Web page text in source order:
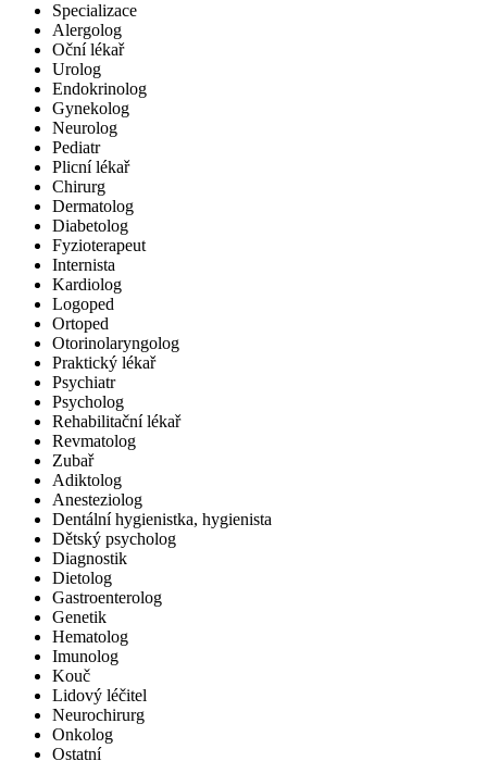
Specializace
Alergolog
Oční lékař
Urolog
Endokrinolog
Gynekolog
Neurolog
Pediatr
Plicní lékař
Chirurg
Dermatolog
Diabetolog
Fyzioterapeut
Internista
Kardiolog
Logoped
Ortoped
Otorinolaryngolog
Praktický lékař
Psychiatr
Psycholog
Rehabilitační lékař
Revmatolog
Zubař
Adiktolog
Anesteziolog
Dentální hygienistka, hygienista
Dětský psycholog
Diagnostik
Dietolog
Gastroenterolog
Genetik
Hematolog
Imunolog
Kouč
Lidový léčitel
Neurochirurg
Onkolog
Ostatní